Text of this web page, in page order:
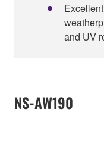
and UV
NS-AW190